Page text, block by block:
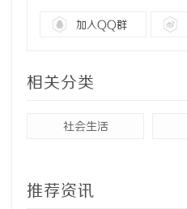
加入QQ群
相关分类
社会生活
推荐资讯